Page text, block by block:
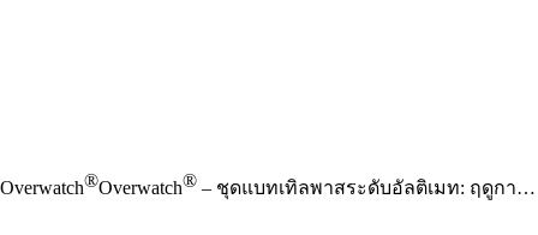
Overwatch®Overwatch® – ชุดแบทเทิลพาสระดับอัลติเมท: ฤดูกาลที่ 3